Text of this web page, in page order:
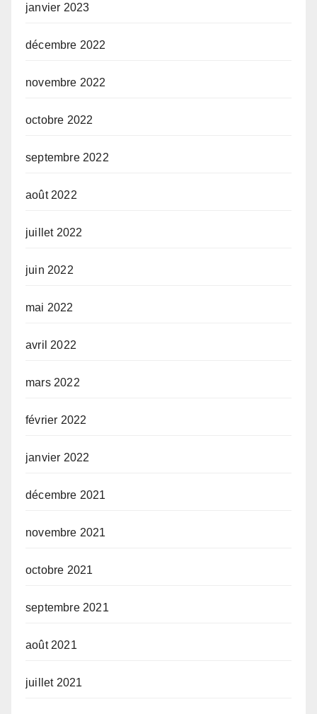
janvier 2023
décembre 2022
novembre 2022
octobre 2022
septembre 2022
août 2022
juillet 2022
juin 2022
mai 2022
avril 2022
mars 2022
février 2022
janvier 2022
décembre 2021
novembre 2021
octobre 2021
septembre 2021
août 2021
juillet 2021